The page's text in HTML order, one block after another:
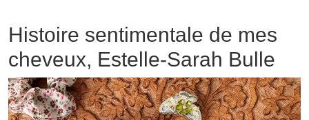
Histoire sentimentale de mes
cheveux, Estelle-Sarah Bulle